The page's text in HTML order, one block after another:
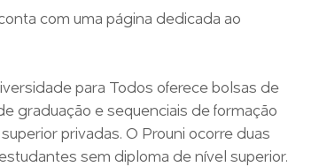
com uma página dedicada ao
para Todos oferece bolsas de
graduação e sequenciais de formação
privadas. O Prouni ocorre duas
sem diploma de nível superior.